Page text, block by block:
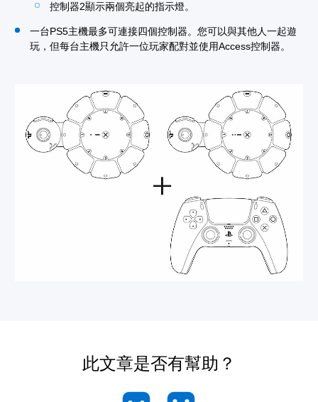
控制器2顯示兩個亮起的指示燈。
一台PS5主機最多可連接四個控制器。您可以與其他人一起遊
玩，但每台主機只允許一位玩家配對並使用Access控制器。
此文章是否有幫助？